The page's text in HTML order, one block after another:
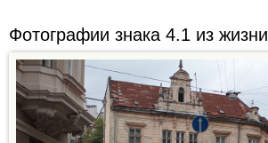
Фотографии знака 4.1 из жизни